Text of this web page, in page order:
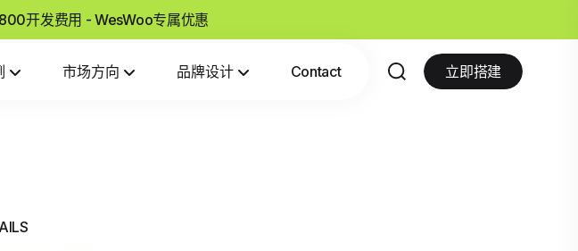
开发费用 - WesWoo专属优惠
市场方向 品牌设计 Contact 立即搭建